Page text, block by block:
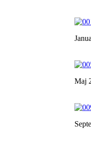
Maj